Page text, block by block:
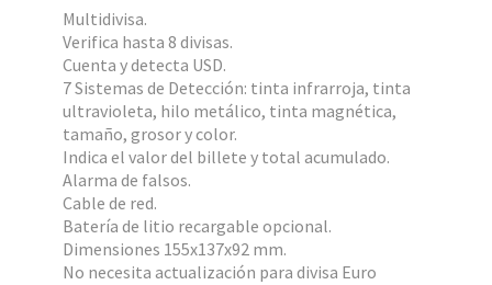
Multidivisa.
Verifica hasta 8 divisas.
Cuenta y detecta USD.
7 Sistemas de Detección: tinta infrarroja, tinta
ultravioleta, hilo metálico, tinta magnética,
tamaño, grosor y color.
Indica el valor del billete y total acumulado.
Alarma de falsos.
Cable de red.
Batería de litio recargable opcional.
Dimensiones 155x137x92 mm.
No necesita actualización para divisa Euro